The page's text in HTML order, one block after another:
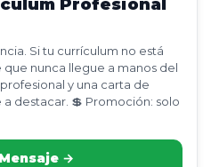
Profesional
Si tu currículum no está
nunca llegue a manos del
y una carta de
destacar. 💲 Promoción: solo
→